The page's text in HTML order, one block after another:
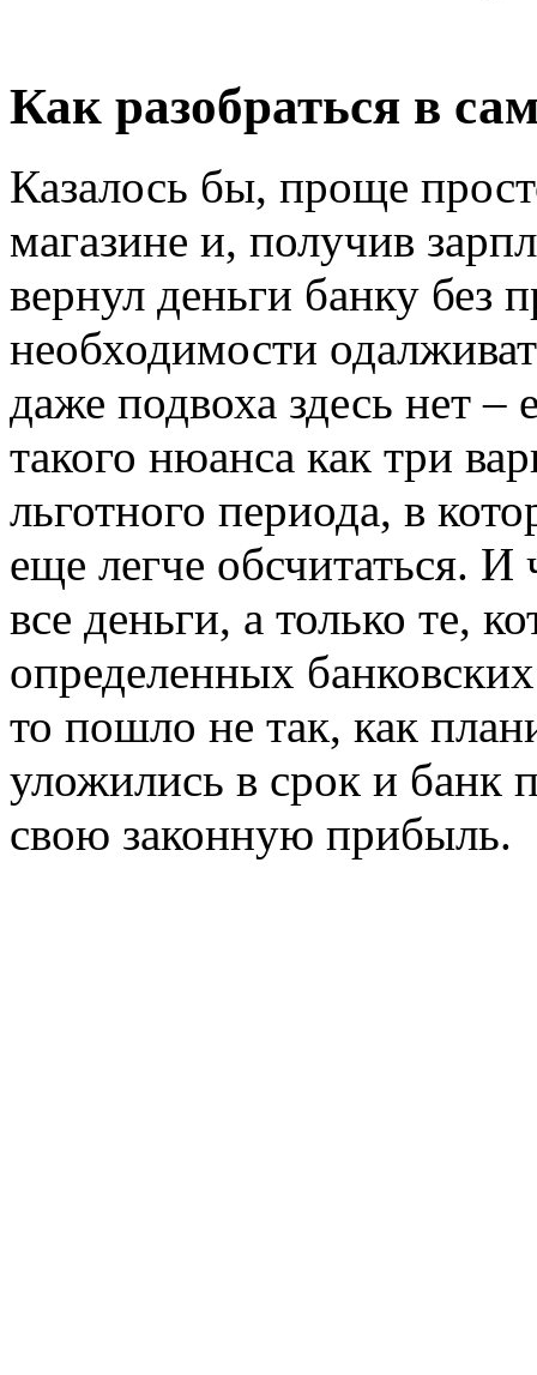
Как разобраться в
Казалось бы, проще
магазине и, получив
вернул деньги банку без
необходимости
даже подвоха здесь нет –
такого нюанса как три
льготного периода, в
еще легче обсчитаться.
все деньги, а только те,
определенных
то пошло не так, как
уложились в срок и банк
свою законную прибыль.